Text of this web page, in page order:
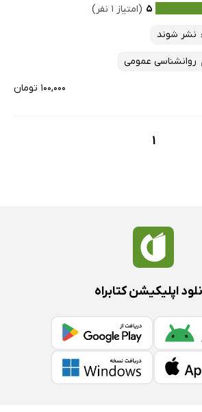
پرفروش‌ها
ارزان ترین‌ها
۵ (امتیاز ۱ نفر)
نشر شوند
روانشناسی عمومی
۱۰۰,۰۰۰ تومان
1
اپلیکیشن کتابراه